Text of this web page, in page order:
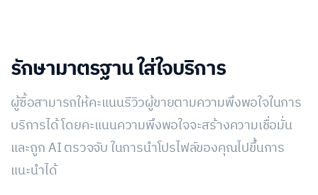
รักษามาตรฐาน ใส่ใจบริการ
ผู้ซื้อสามารถให้คะแนนรีวิวผู้ขายตามความพึงพอใจในการ
บริการได้ โดยคะแนนความพึงพอใจจะสร้างความเชื่อมั่น
และถูก AI ตรวจจับ ในการนำโปรไฟล์ของคุณไปขึ้นการ
แนะนำได้